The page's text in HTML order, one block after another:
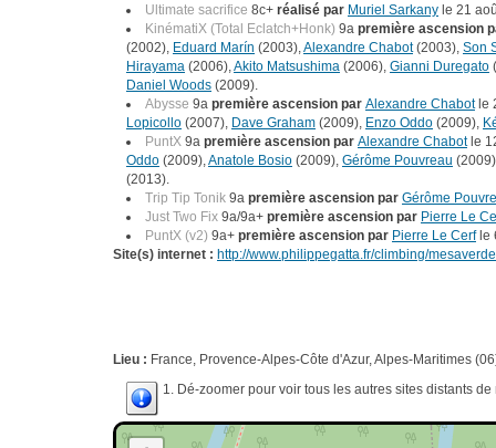
Ultimate sacrifice 8c+ réalisé par Muriel Sarkany le 21
KinématiX (Total Eclatch+Honk) 9a première ascension
(2002), Eduard Marín (2003),Alexandre Chabot(2003), Son
Hirayama (2006),Akito Matsushima (2006), Gianni Duregato
Daniel Woods (2009).
Abysse 9a première ascension par Alexandre Chabotle
Lopicollo (2007), Dave Graham (2009), Enzo Oddo (2009),
PuntX 9a première ascension par Alexandre Chabotle
Oddo (2009),Anatole Bosio (2009), Gérôme Pouvreau
(2013).
Trip Tip Tonik 9a première ascension par Gérôme
Just Two Fix 9a/9a+ première ascension par Pierre Le
PuntX (v2) 9a+ première ascension par Pierre Le Cerfle
Site(s) internet : http://www.philippegatta.fr/climbing/
Lieu : France, Provence-Alpes-Côte d'Azur, Alpes-Maritimes
1. Dé-zoomer pour voir tous les autres sites distants